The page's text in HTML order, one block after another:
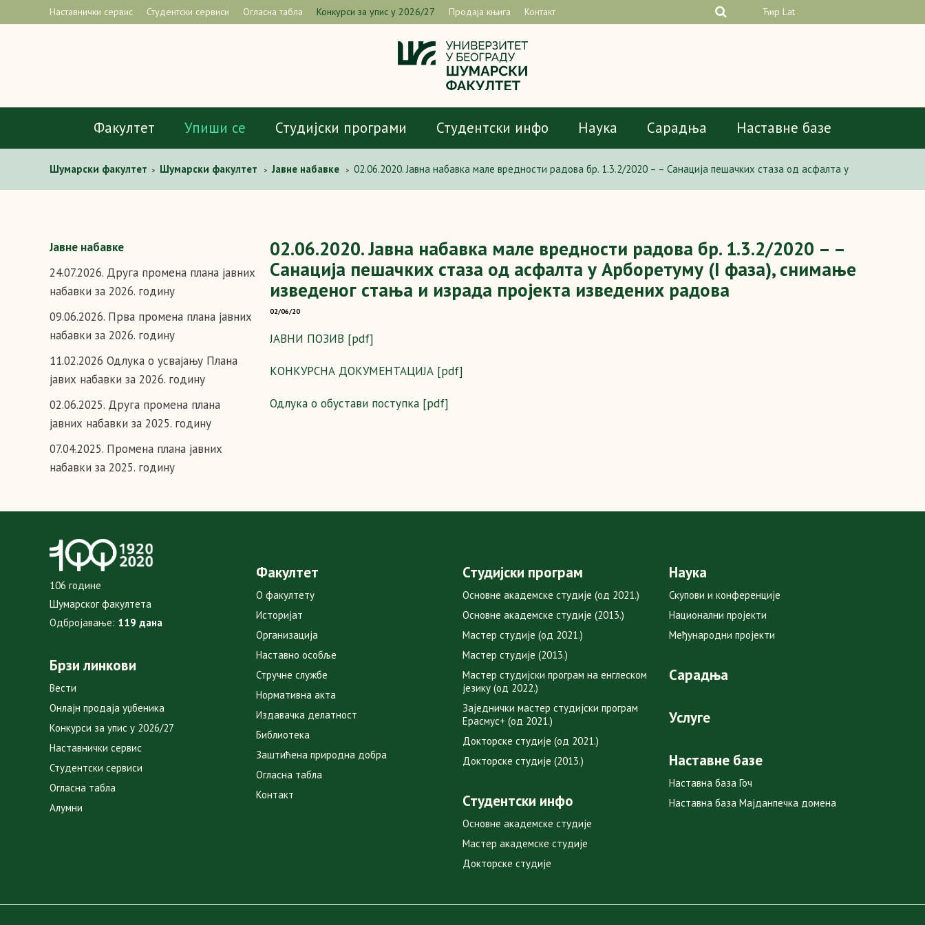
Наставнички сервис Студентски сервиси Огласна табла Конкурси за упис у 2026/27 Продаја књига Контакт Ћир Lat
Факултет Упиши се Студијски програми Студентски инфо Наука Сарадња Наставне базе
Шумарски факултет > Шумарски факултет > Јавне набавке > 02.06.2020. Јавна набавка мале вредности радова бр. 1.3.2/2020 – – Санација пешачких стаза од асфалта у
Јавне набавке
24.07.2026. Друга промена плана јавних
набавки за 2026. годину
09.06.2026. Прва промена плана јавних
набавки за 2026. годину
11.02.2026 Одлука о усвајању Плана
јавих набавки за 2026. годину
02.06.2025. Друга промена плана
јавних набавки за 2025. годину
07.04.2025. Промена плана јавних
набавки за 2025. годину
02.06.2020. Јавна набавка мале вредности радова бр. 1.3.2/2020 – –
Санација пешачких стаза од асфалта у Арборетуму (I фаза), снимање
изведеног стања и израда пројекта изведених радова
02/06/20
ЈАВНИ ПОЗИВ [pdf]
КОНКУРСНА ДОКУМЕНТАЦИЈА [pdf]
Одлука о обустави поступка [pdf]
106 године
Шумарског факултета
Одбројавање: 119 дана
Брзи линкови
Вести
Онлајн продаја уџбеника
Конкурси за упис у 2026/27
Наставнички сервис
Студентски сервиси
Огласна табла
Алумни
Факултет
О факултету
Историјат
Организација
Наставно особље
Стручне службе
Нормативна акта
Издавачка делатност
Библиотека
Заштићена природна добра
Огласна табла
Контакт
Студијски програм
Основне академске студије (од 2021.)
Основне академске студије (2013.)
Мастер студије (од 2021.)
Мастер студије (2013.)
Мастер студијски програм на енглеском
језику (од 2022.)
Заједнички мастер студијски програм
Ерасмус+ (од 2021.)
Докторске студије (од 2021.)
Докторске студије (2013.)
Студентски инфо
Основне академске студије
Мастер академске студије
Докторске студије
Наука
Скупови и конференције
Национални пројекти
Међународни пројекти
Сарадња
Услуге
Наставне базе
Наставна база Гоч
Наставна база Мајданпечка домена